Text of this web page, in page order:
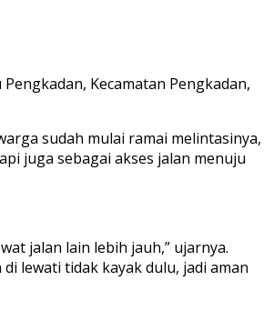
Kecamatan Pengkadan,
sudah mulai ramai melintasinya,
juga sebagai akses jalan menuju
jalan lain lebih jauh,” ujarnya.
lewati tidak kayak dulu, jadi aman